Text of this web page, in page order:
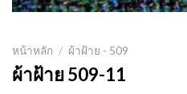
หน้าหลัก / ผ้าฝ้าย - 509
ผ้าฝ้าย 509-11